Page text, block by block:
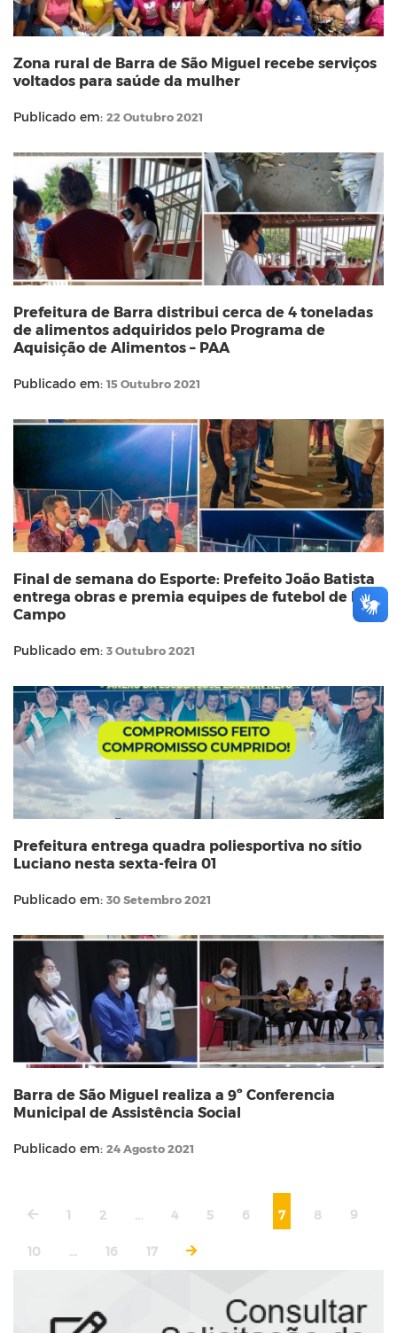
Zona rural de Barra de São Miguel recebe serviços
voltados para saúde da mulher
Publicado em: 22 Outubro 2021
Prefeitura de Barra distribui cerca de 4 toneladas
de alimentos adquiridos pelo Programa de
Aquisição de Alimentos – PAA
Publicado em: 15 Outubro 2021
Final de semana do Esporte: Prefeito João Batista
entrega obras e premia equipes de futebol de Mini
Campo
Publicado em: 3 Outubro 2021
Prefeitura entrega quadra poliesportiva no sítio
Luciano nesta sexta-feira 01
Publicado em: 30 Setembro 2021
Barra de São Miguel realiza a 9º Conferencia
Municipal de Assistência Social
Publicado em: 24 Agosto 2021
1 2 ... 4 5 6 7 8 9
10 ... 16 17